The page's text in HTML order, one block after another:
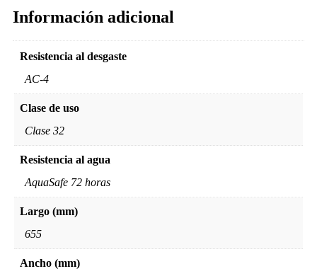
Información adicional
Resistencia al desgaste
AC-4
Clase de uso
Clase 32
Resistencia al agua
AquaSafe 72 horas
Largo (mm)
655
Ancho (mm)